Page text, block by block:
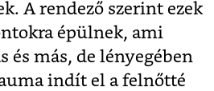
A rendező szerint ezek
épülnek, ami
és más, de lényegében
indít el a felnőtté